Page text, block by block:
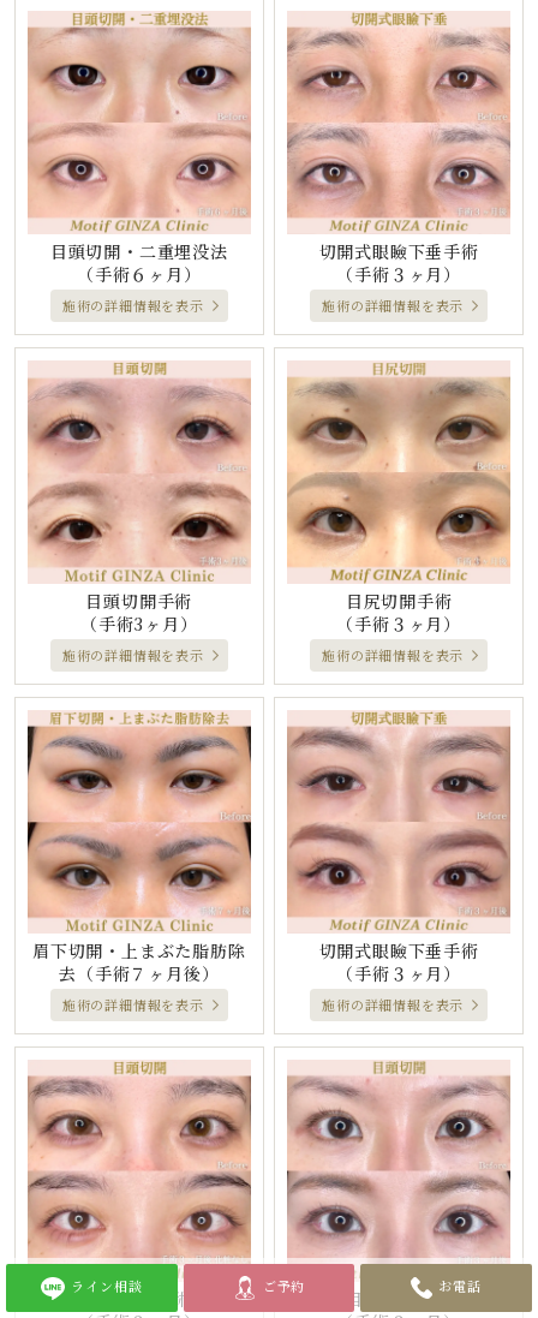
目頭切開・二重埋没法
（手術６ヶ月）
施術の詳細情報を表示
切開式眼瞼下垂手術
（手術３ヶ月）
施術の詳細情報を表示
目頭切開手術
（手術3ヶ月）
施術の詳細情報を表示
目尻切開手術
（手術３ヶ月）
施術の詳細情報を表示
眉下切開・上まぶた脂肪除
去 （手術７ヶ月後）
施術の詳細情報を表示
切開式眼瞼下垂手術
（手術３ヶ月）
施術の詳細情報を表示
目頭切開手術
目頭切開手術
ライン相談 ご予約 お電話